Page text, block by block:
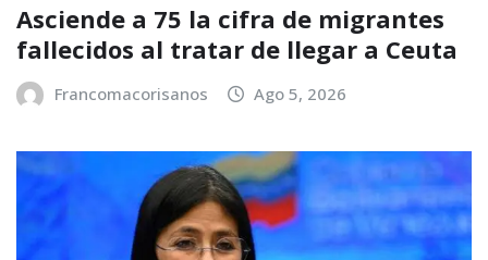
Asciende a 75 la cifra de migrantes
fallecidos al tratar de llegar a Ceuta
Francomacorisanos Ago 5, 2026